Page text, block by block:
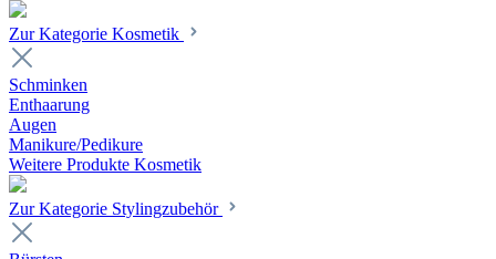
Zur Kategorie Kosmetik
Schminken
Enthaarung
Augen
Manikure/Pedikure
Weitere Produkte Kosmetik
Zur Kategorie Stylingzubehör